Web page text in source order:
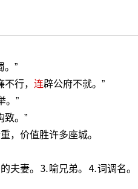
。”
行， 连辟公府不就。”
。”
致。”
，价值胜许多座城。
夫妻。⒊喻兄弟。⒋词调名。